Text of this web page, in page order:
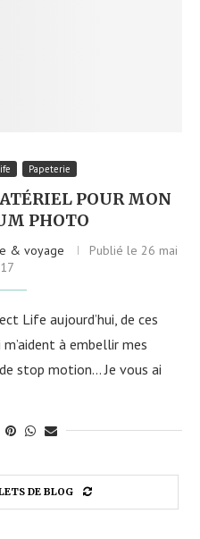
Papeterie
POUR MON
PHOTO
& voyage Publié le 26 mai
Life aujourd’hui, de ces
à embellir mes
stop motion… Je vous ai
DE BLOG